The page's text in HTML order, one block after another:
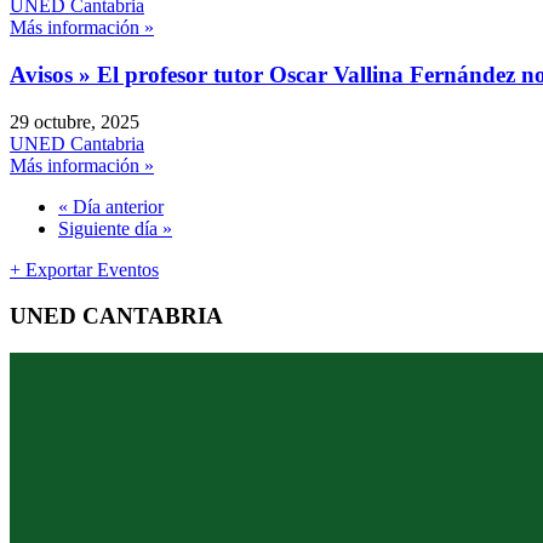
UNED Cantabria
Más información »
Avisos » El profesor tutor Oscar Vallina Fernández
29 octubre, 2025
UNED Cantabria
Más información »
« Día anterior
Siguiente día »
+ Exportar Eventos
UNED CANTABRIA